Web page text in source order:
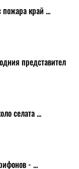
край ...
представител
селата ...
- ...